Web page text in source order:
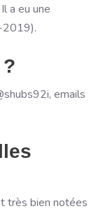
Il a eu une
2019).
emails
très bien notées